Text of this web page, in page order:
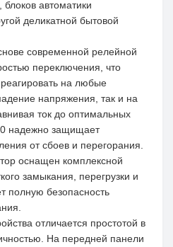
блоков автоматики
деликатной бытовой
современной релейной
переключения, что
на любые
напряжения, так и на
ток до оптимальных
надежно защищает
от сбоев и перегорания.
оснащен комплексной
замыкания, перегрузки и
полную безопасность
отличается простотой в
На передней панели